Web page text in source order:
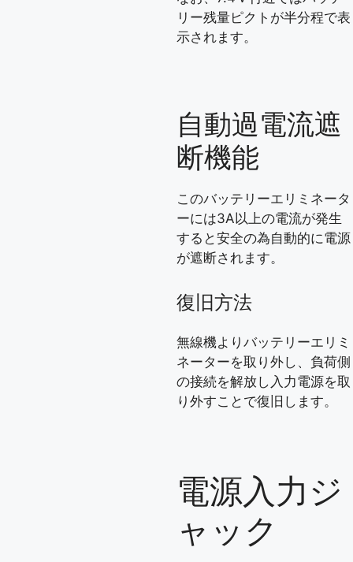
リー残量ピクトが半分程で表
示されます。
自動過電流遮
断機能
このバッテリーエリミネータ
ーには3A以上の電流が発生
すると安全の為自動的に電源
が遮断されます。
復旧方法
無線機よりバッテリーエリミ
ネーターを取り外し、負荷側
の接続を解放し入力電源を取
り外すことで復旧します。
電源入力ジ
ャック